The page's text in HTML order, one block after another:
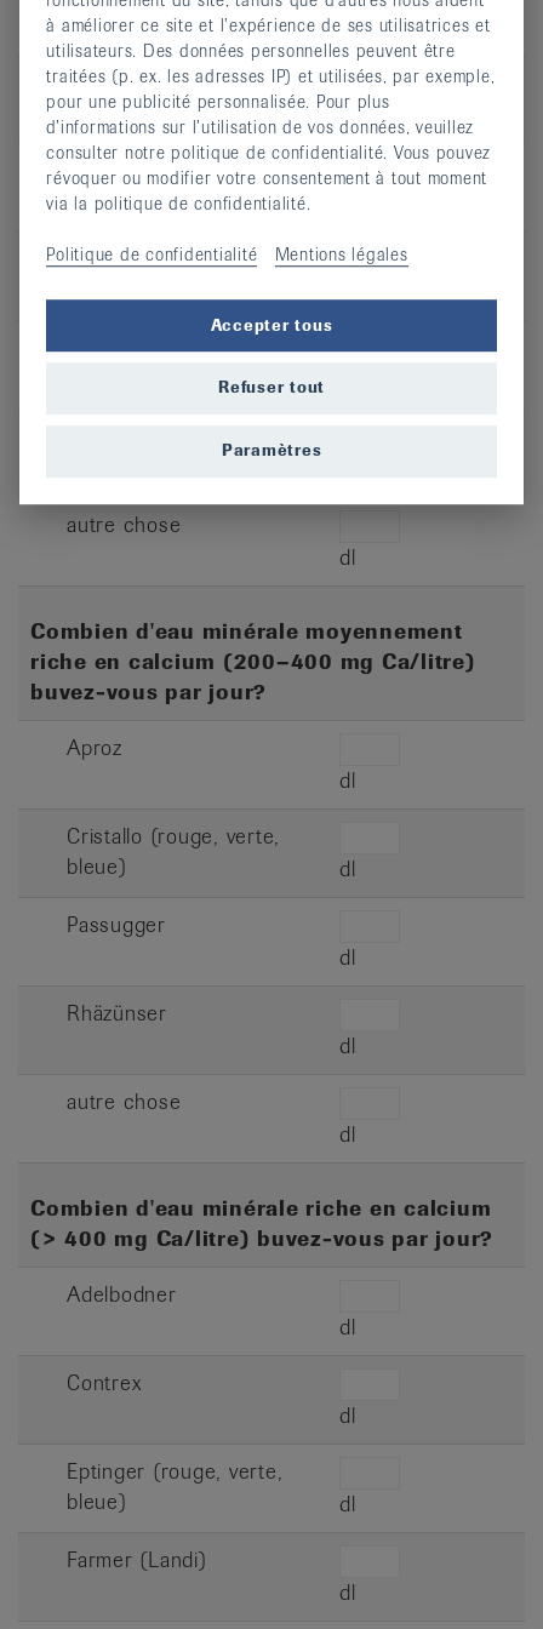
dl
Henniez
dl
M-Budget (Migros)
Perrier
San Pellegrino
autre chose
dl
Combien d'eau minérale moyennement
riche en calcium (200–400 mg Ca/litre)
buvez-vous par jour?
Aproz
dl
Cristallo (rouge, verte,
bleue)
dl
Passugger
dl
Rhäzünser
dl
autre chose
dl
Combien d'eau minérale riche en calcium
(> 400 mg Ca/litre) buvez-vous par jour?
Adelbodner
dl
Contrex
dl
Eptinger (rouge, verte,
bleue)
dl
Farmer (Landi)
dl
à améliorer ce site et l’expérience de ses utilisatrices et
utilisateurs. Des données personnelles peuvent être
traitées (p. ex. les adresses IP) et utilisées, par exemple,
pour une publicité personnalisée. Pour plus
d’informations sur l’utilisation de vos données, veuillez
consulter notre politique de confidentialité. Vous pouvez
révoquer ou modifier votre consentement à tout moment
via la politique de confidentialité.
Politique de confidentialité Mentions légales
Accepter tous
Refuser tout
Paramètres